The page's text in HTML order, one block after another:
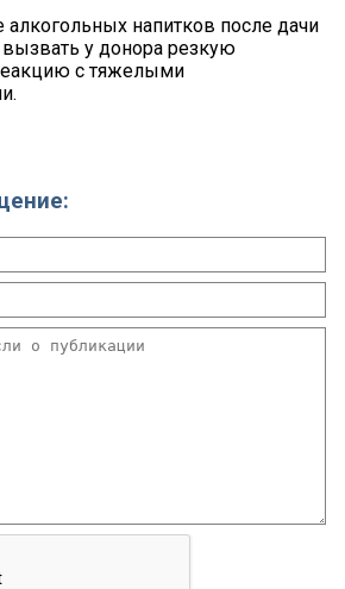
алкогольных напитков после дачи
у донора резкую
с тяжелыми